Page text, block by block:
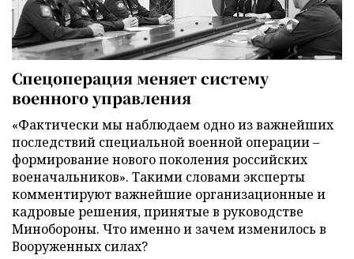
Спецоперация меняет систему
военного управления
«Фактически мы наблюдаем одно из важнейших
последствий специальной военной операции –
формирование нового поколения российских
военачальников». Такими словами эксперты
комментируют важнейшие организационные и
кадровые решения, принятые в руководстве
Минобороны. Что именно и зачем изменилось в
Вооруженных силах?